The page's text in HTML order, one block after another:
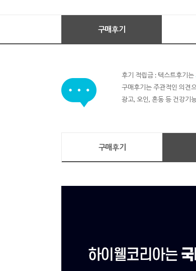
구매후기
후기 적립금 : 텍스트후기는
구매후기는 주관적인 의견
광고, 오인, 혼동 등 건강기
구매후기